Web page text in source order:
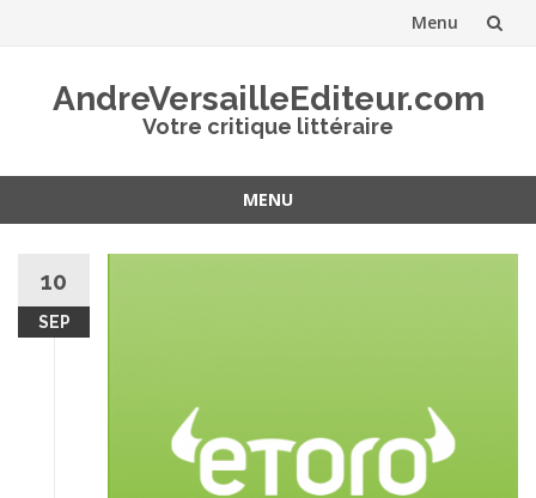
Menu
AndreVersailleEditeur.com
Votre critique littéraire
MENU
contenu
10
SEP